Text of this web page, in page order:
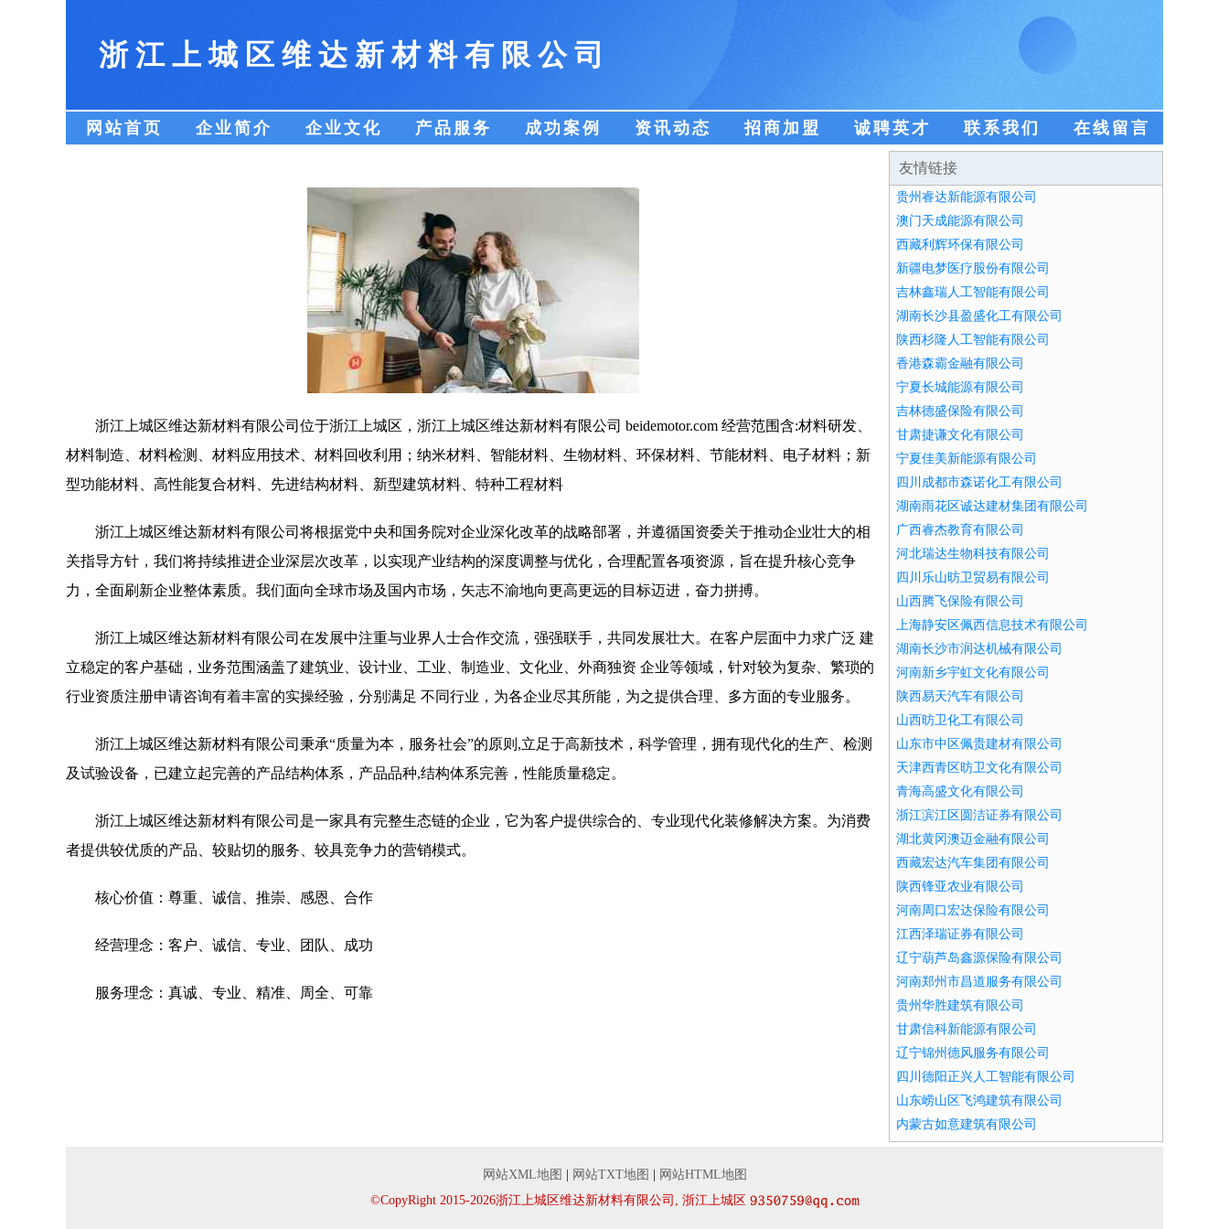
浙江上城区维达新材料有限公司
网站首页 企业简介 企业文化 产品服务 成功案例 资讯动态 招商加盟 诚聘英才 联系我们 在线留言
浙江上城区维达新材料有限公司位于浙江上城区，浙江上城区维达新材料有限公司 beidemotor.com 经营范围含:材料研发、
材料制造、材料检测、材料应用技术、材料回收利用；纳米材料、智能材料、生物材料、环保材料、节能材料、电子材料；新
型功能材料、高性能复合材料、先进结构材料、新型建筑材料、特种工程材料
浙江上城区维达新材料有限公司将根据党中央和国务院对企业深化改革的战略部署，并遵循国资委关于推动企业壮大的相
关指导方针，我们将持续推进企业深层次改革，以实现产业结构的深度调整与优化，合理配置各项资源，旨在提升核心竞争
力，全面刷新企业整体素质。我们面向全球市场及国内市场，矢志不渝地向更高更远的目标迈进，奋力拼搏。
浙江上城区维达新材料有限公司在发展中注重与业界人士合作交流，强强联手，共同发展壮大。在客户层面中力求广泛 建
立稳定的客户基础，业务范围涵盖了建筑业、设计业、工业、制造业、文化业、外商独资 企业等领域，针对较为复杂、繁琐的
行业资质注册申请咨询有着丰富的实操经验，分别满足 不同行业，为各企业尽其所能，为之提供合理、多方面的专业服务。
浙江上城区维达新材料有限公司秉承“质量为本，服务社会”的原则,立足于高新技术，科学管理，拥有现代化的生产、检测
及试验设备，已建立起完善的产品结构体系，产品品种,结构体系完善，性能质量稳定。
浙江上城区维达新材料有限公司是一家具有完整生态链的企业，它为客户提供综合的、专业现代化装修解决方案。为消费
者提供较优质的产品、较贴切的服务、较具竞争力的营销模式。
核心价值：尊重、诚信、推崇、感恩、合作
经营理念：客户、诚信、专业、团队、成功
服务理念：真诚、专业、精准、周全、可靠
友情链接
贵州睿达新能源有限公司
澳门天成能源有限公司
西藏利辉环保有限公司
新疆电梦医疗股份有限公司
吉林鑫瑞人工智能有限公司
湖南长沙县盈盛化工有限公司
陕西杉隆人工智能有限公司
香港森霸金融有限公司
宁夏长城能源有限公司
吉林德盛保险有限公司
甘肃捷谦文化有限公司
宁夏佳美新能源有限公司
四川成都市森诺化工有限公司
湖南雨花区诚达建材集团有限公司
广西睿杰教育有限公司
河北瑞达生物科技有限公司
四川乐山昉卫贸易有限公司
山西腾飞保险有限公司
上海静安区佩西信息技术有限公司
湖南长沙市润达机械有限公司
河南新乡宇虹文化有限公司
陕西易天汽车有限公司
山西昉卫化工有限公司
山东市中区佩贵建材有限公司
天津西青区昉卫文化有限公司
青海高盛文化有限公司
浙江滨江区圆洁证券有限公司
湖北黄冈澳迈金融有限公司
西藏宏达汽车集团有限公司
陕西锋亚农业有限公司
河南周口宏达保险有限公司
江西泽瑞证券有限公司
辽宁葫芦岛鑫源保险有限公司
河南郑州市昌道服务有限公司
贵州华胜建筑有限公司
甘肃信科新能源有限公司
辽宁锦州德风服务有限公司
四川德阳正兴人工智能有限公司
山东崂山区飞鸿建筑有限公司
内蒙古如意建筑有限公司
网站XML地图 网站TXT地图
网站HTML地图
©CopyRight 2015-2026浙江上城区维达新材料有限公司, 浙江上城区